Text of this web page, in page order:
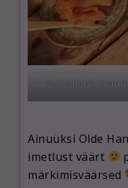
Suitsulõhe,
Ainuüksi Olde
imetlust väärt
märkimisväärsed